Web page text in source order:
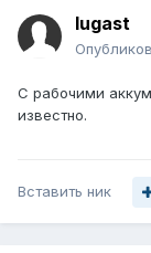
lugast
С рабочими
известно.
Вставить ник